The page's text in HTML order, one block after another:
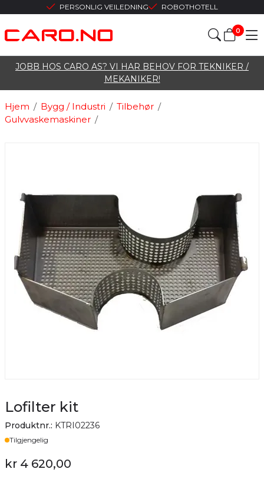
PERSONLIG VEILEDNING ROBOTHOTELL
0
JOBB HOS CARO AS? VI HAR BEHOV FOR TEKNIKER /
MEKANIKER!
/
Hjem /
Bygg / Industri /
Tilbehør
/
Gulvvaskemaskiner
Lofilter kit
Produktnr.: KTRI02236
Lager
Tilgjengelig
kr 4 620,00